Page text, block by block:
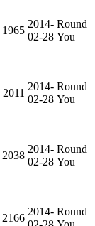
1965
2014-
02-28
Round
You
2011
2014-
02-28
Round
You
2038
2014-
02-28
Round
You
2166
2014- Round